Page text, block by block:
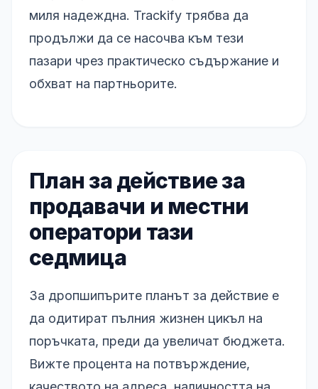
миля надеждна. Trackify трябва да
продължи да се насочва към тези
пазари чрез практическо съдържание и
обхват на партньорите.
План за действие за
продавачи и местни
оператори тази
седмица
За дропшипърите планът за действие е
да одитират пълния жизнен цикъл на
поръчката, преди да увеличат бюджета.
Вижте процента на потвърждение,